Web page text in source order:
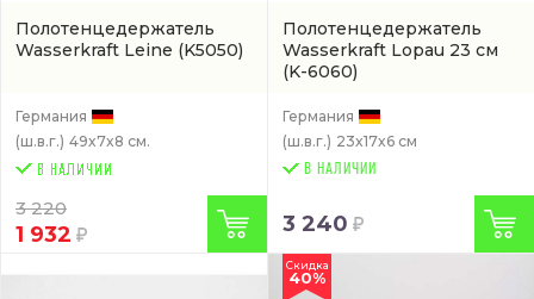
Полотенцедержатель
Wasserkraft Leine (K5050)
Германия
(ш.в.г.) 49x7x8 см.
3 220
1 932
Полотенцедержатель
Wasserkraft Lopau 23 см
(K-6060)
Германия
(ш.в.г.) 23x17x6 см
В НАЛИЧИИ
3 240
Скидка
40%